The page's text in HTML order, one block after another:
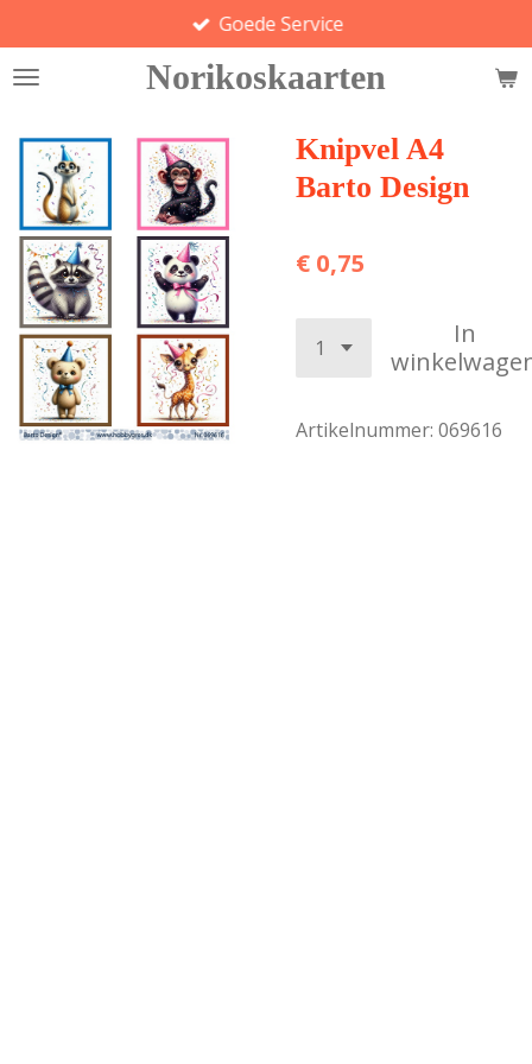
direct
naar
hoofdinhoud
Norikoskaarten
Goede Service
Knipvel A4
Barto Design
€ 0,75
In
Artikelnummer: 069616